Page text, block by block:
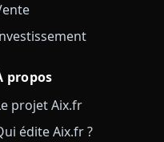
propos
projet Aix.fr
édite Aix.fr ?